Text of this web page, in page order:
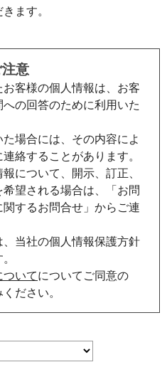
ます。
意
客様の個人情報は、お客
の回答のために利用いた
場合には、その内容によ
絡することがあります。
について、開示、訂正、
望される場合は、「お問
するお問合せ」からご連
当社の個人情報保護方針
いてについてご同意の
ださい。